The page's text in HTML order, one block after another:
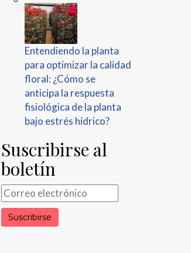
Entendiendo la planta
para optimizar la calidad
floral: ¿Cómo se
anticipa la respuesta
fisiológica de la planta
bajo estrés hídrico?
Suscribirse al
boletín